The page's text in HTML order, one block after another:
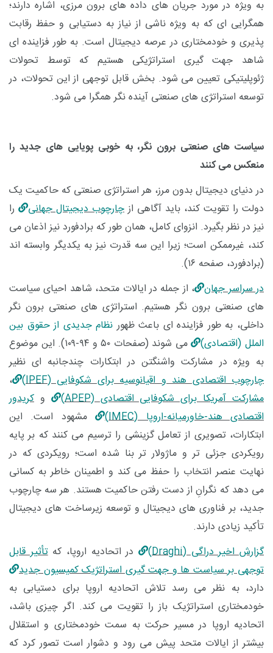
به‌ ویژه در مورد جریان‌ های داده‌ های برون‌ مرزی، اشاره دارند؛
همگرایی‌ ای که به‌ ویژه ناشی از نیاز به دستیابی و حفظ رقابت‌
پذیری و خودمختاری در عرصه دیجیتال است. به ‌طور فزاینده‌ ای
شاهد جهت ‌گیری استراتژیکی هستیم که توسط تحولات
ژئوپلیتیکی تعیین می‌ شود. بخش قابل توجهی از این تحولات، در
توسعه استراتژی ‌های صنعتی آینده‌ نگر همگرا می ‌شود.
سیاست ‌های صنعتی برون ‌نگر، به ‌خوبی پویایی‌ های جدید را
منعکس می‌ کنند
در دنیای دیجیتال بدون مرز، هر استراتژی صنعتی که حاکمیت یک
دولت را تقویت کند، باید آگاهی ازچارچوب دیجیتال جهانی
را
نیز در نظر بگیرد. انزوای کامل، همان ‌طور که برادفورد نیز اذعان می
‌کند، غیرممکن است؛ زیرا این سه قدرت نیز به یکدیگر وابسته ‌اند
(برادفورد، صفحه ۱۶).
در سراسر جهان ، از جمله در ایالات متحد، شاهد احیای سیاست‌
های صنعتی برون نگر هستیم. استراتژی ‌های صنعتی برون ‌نگر
داخلی، به‌ طور فزاینده ‌ای باعث ظهور نظام جدیدی از حقوق بین
‌الملل (اقتصادی)
می ‌شوند (صفحات ۵۰ و ۹۴-۱۰۹). این موضوع
به ‌ویژه در مشارکت واشنگتن در ابتکارات چندجانبه ‌ای نظیر
چارچوب اقتصادی هند و اقیانوسیه برای شکوفایی (IPEF)
،
مشارکت آمریکا برای شکوفایی اقتصادی (APEP)
و کریدور
اقتصادی هند-خاورمیانه-اروپا (IMEC)
مشهود است. این
ابتکارات، تصویری از تعامل گزینشی را ترسیم می ­کنند که بر پایه
رویکردی جزئی تر و ماژولار تر بنا شده است؛ رویکردی که در
نهایت عنصر انتخاب را حفظ می ‌کند و اطمینان خاطر به کسانی
می‌ دهد که نگرانِ از دست رفتن حاکمیت هستند. هر سه چارچوب
جدید، بر فناوری ‌های دیجیتال و توسعه زیرساخت‌ های دیجیتال
تأکید زیادی دارند.
گزارش اخیر دراگی (Draghi)
در اتحادیه اروپا، کهتأثیر قابل
‌توجهی بر سیاست ‌ها و جهت گیری استراتژیک کمیسیون جدید
دارد، به نظر می ‌رسد تلاش اتحادیه اروپا برای دستیابی به
خودمختاری استراتژیک باز را تقویت می ‌کند. اگر چیزی باشد،
اتحادیه اروپا در مسیر حرکت به سمت خودمختاری و استقلال
بیشتر از ایالات متحد پیش می ‌رود و دشوار است تصور کرد که